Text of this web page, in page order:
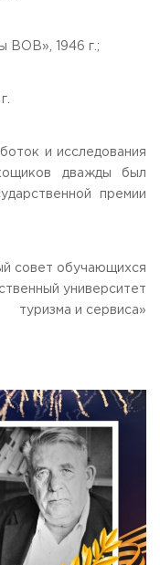
ВОВ», 1946 г.;
и исследования
дважды был
премии
совет обучающихся
университет
туризма и сервиса»